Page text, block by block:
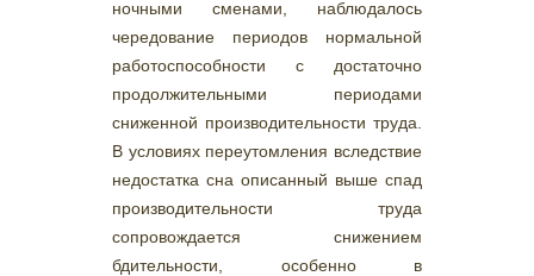
ночными сменами, наблюдалось
чередование периодов нормальной
работоспособности с достаточно
продолжительными периодами
сниженной производительности труда.
В условиях переутомления вследствие
недостатка сна описанный выше спад
производительности труда
сопровождается снижением
бдительности, особенно в